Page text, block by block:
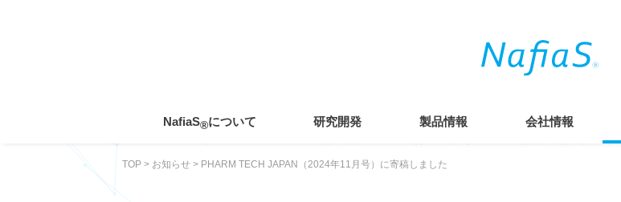
NafiaS®について 研究開発 製品情報 会社情報
TOP > お知らせ > PHARM TECH JAPAN（2024年11月号）に寄稿しました